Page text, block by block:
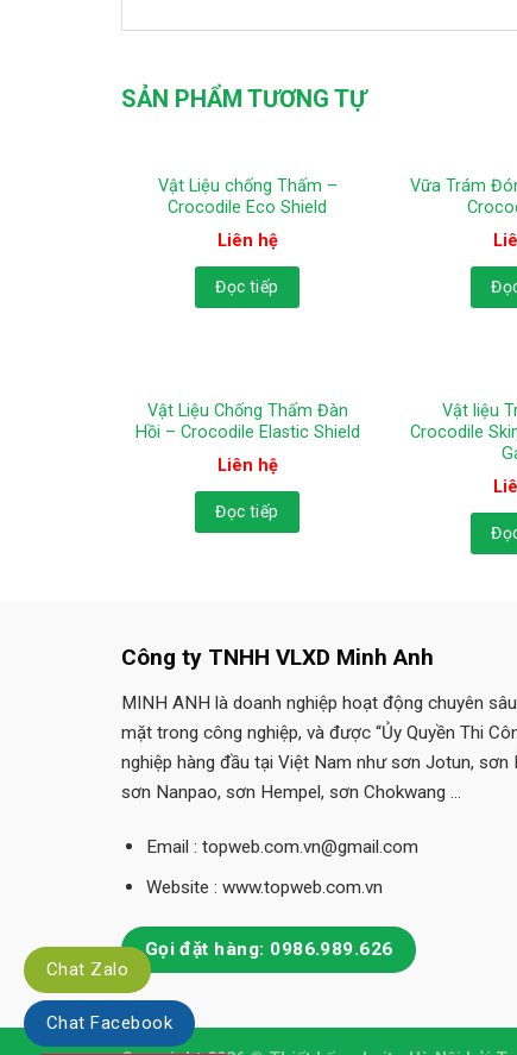
SẢN PHẨM TƯƠNG TỰ
Vật Liệu chống Thấm –
Crocodile Eco Shield
Liên hệ
Đọc tiếp
Vữa Trám
Vật Liệu Chống Thấm Đàn
Hồi – Crocodile Elastic Shield
Liên hệ
Đọc tiếp
Vật liệu
Crocodile
Công ty TNHH VLXD Minh Anh
MINH ANH là doanh nghiệp hoạt động chuyên
mặt trong công nghiệp, và được “Ủy Quyền Thi
nghiệp hàng đầu tại Việt Nam như sơn Jotun, sơn
sơn Nanpao, sơn Hempel, sơn Chokwang …
Email : topweb.com.vn@gmail.com
Website : www.topweb.com.vn
Gọi đặt hàng: 0986.989.626
Chat Zalo
Chat Facebook